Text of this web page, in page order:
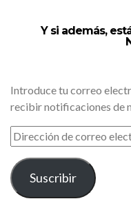
Y si además,
Introduce tu correo
recibir notificaciones de
DIRECCIÓN
DE
CORREO
ELECTRÓNICO
Suscribir